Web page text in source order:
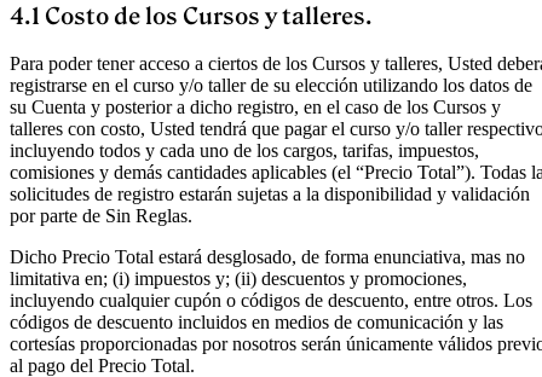
4.1 Costo de los Cursos y talleres.
Para poder tener acceso a ciertos de los Cursos y talleres, Usted
registrarse en el curso y/o taller de su elección utilizando los datos de
su Cuenta y posterior a dicho registro, en el caso de los Cursos y
talleres con costo, Usted tendrá que pagar el curso y/o taller
incluyendo todos y cada uno de los cargos, tarifas, impuestos,
comisiones y demás cantidades aplicables (el “Precio Total”). Todas
solicitudes de registro estarán sujetas a la disponibilidad y validación
por parte de Sin Reglas.
Dicho Precio Total estará desglosado, de forma enunciativa, mas no
limitativa en; (i) impuestos y; (ii) descuentos y promociones,
incluyendo cualquier cupón o códigos de descuento, entre otros. Los
códigos de descuento incluidos en medios de comunicación y las
cortesías proporcionadas por nosotros serán únicamente válidos
al pago del Precio Total.